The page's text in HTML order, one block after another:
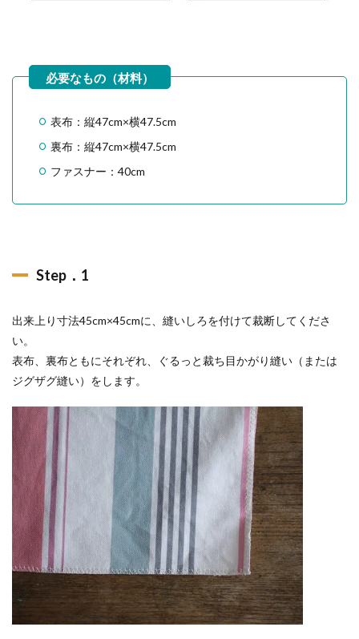
表布：縦47cm×横47.5cm
裏布：縦47cm×横47.5cm
ファスナー：40cm
Step．1
出来上り寸法45cm×45cmに、縫いしろを付けて裁断してくださ
い。
表布、裏布ともにそれぞれ、ぐるっと裁ち目かがり縫い（または
ジグザグ縫い）をします。